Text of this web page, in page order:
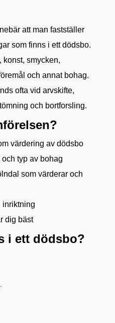
att man fastställer
som finns i ett dödsbo.
konst, smycken,
och annat bohag.
ofta vid arvskifte,
och bortforsling.
värdering av dödsbo
typ av bohag
som värderar och
inriktning
dig bäst
i ett dödsbo?